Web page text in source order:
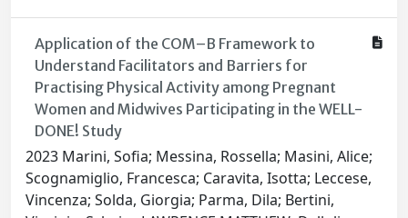
Application of the COM–B Framework to
Understand Facilitators and Barriers for
Practising Physical Activity among Pregnant
Women and Midwives Participating in the WELL-
DONE! Study
2023 Marini, Sofia; Messina, Rossella; Masini, Alice;
Scognamiglio, Francesca; Caravita, Isotta; Leccese,
Vincenza; Solda, Giorgia; Parma, Dila; Bertini,